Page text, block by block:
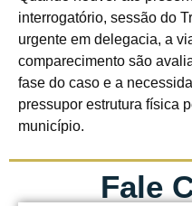
interrogatório, sessão do
urgente em delegacia, a
comparecimento são
fase do caso e a
pressupor estrutura física
município.
Fale